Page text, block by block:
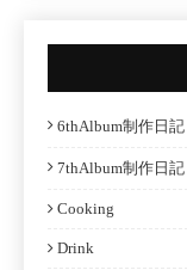
6thAlbum制作日記
7thAlbum制作日記
Cooking
Drink